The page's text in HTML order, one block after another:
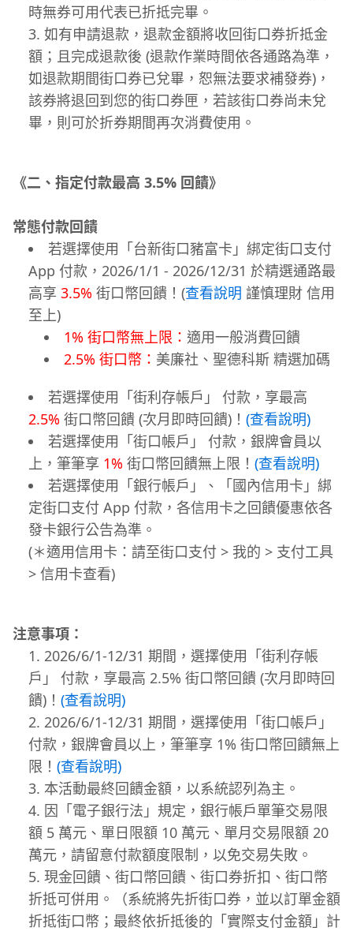
時無券可用代表已折抵完畢。
如有申請退款，退款金額將收回街口券折抵金
額；且完成退款後 (退款作業時間依各通路為準，
如退款期間街口券已兌畢，恕無法要求補發券)，
該券將退回到您的街口券匣，若該街口券尚未兌
畢，則可於折券期間再次消費使用。
《二、指定付款最高 3.5% 回饋》
常態付款回饋
若選擇使用「台新街口豬富卡」綁定街口支付
App 付款，2026/1/1 - 2026/12/31 於精選通路最
高享 3.5% 街口幣回饋！(查看說明 謹慎理財 信用
至上)
1% 街口幣無上限： 適用一般消費回饋
2.5% 街口幣： 美廉社、聖德科斯 精選加碼
若選擇使用「街利存帳戶」 付款，享最高
2.5% 街口幣回饋 (次月即時回饋)！ (查看說明)
若選擇使用「街口帳戶」 付款，銀牌會員以
上，筆筆享 1% 街口幣回饋無上限！ (查看說明)
若選擇使用「銀行帳戶」、「國內信用卡」綁
定街口支付 App 付款，各信用卡之回饋優惠依各
發卡銀行公告為準。
(＊適用信用卡：請至街口支付 > 我的 > 支付工具
> 信用卡查看)
注意事項：
2026/6/1-12/31 期間，選擇使用「街利存帳
戶」 付款，享最高 2.5% 街口幣回饋 (次月即時回
饋)！ (查看說明)
2026/6/1-12/31 期間，選擇使用「街口帳戶」
付款，銀牌會員以上，筆筆享 1% 街口幣回饋無上
限！ (查看說明)
本活動最終回饋金額，以系統認列為主。
因「電子銀行法」規定，銀行帳戶單筆交易限
額 5 萬元、單日限額 10 萬元、單月交易限額 20
萬元，請留意付款額度限制，以免交易失敗。
現金回饋、街口幣回饋、街口券折扣、街口幣
折抵可併用。（系統將先折街口券，並以訂單金額
折抵街口幣；最終依折抵後的「實際支付金額」計